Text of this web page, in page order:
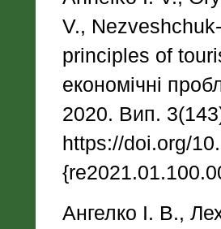
V.,
principles of
економічні
2020. Вип.
https://doi.org/
Ангелко І. В.,